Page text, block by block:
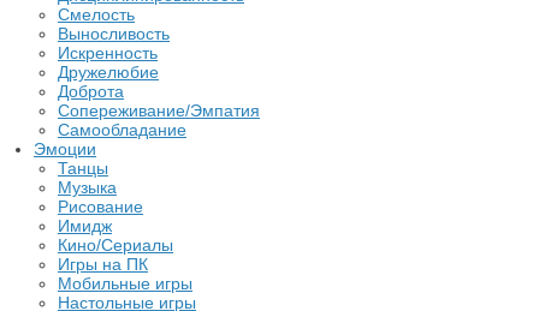
Смелость
Выносливость
Искренность
Дружелюбие
Доброта
Сопереживание/Эмпатия
Самообладание
Эмоции
Танцы
Музыка
Рисование
Имидж
Кино/Сериалы
Игры на ПК
Мобильные игры
Настольные игры